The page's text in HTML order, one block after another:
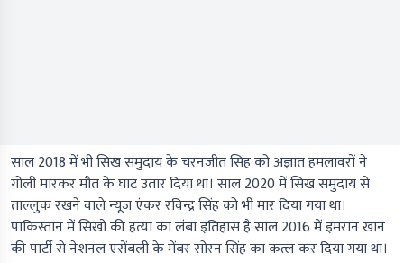
साल 2018 में भी सिख समुदाय के चरनजीत सिंह को अज्ञात हमलावरों ने
गोली मारकर मौत के घाट उतार दिया था। साल 2020 में सिख समुदाय से
ताल्लुक रखने वाले न्यूज एंकर रविन्द्र सिंह को भी मार दिया गया था।
पाकिस्तान में सिखों की हत्या का लंबा इतिहास है साल 2016 में इमरान खान
की पार्टी से नेशनल एसेंबली के मेंबर सोरन सिंह का कत्ल कर दिया गया था।